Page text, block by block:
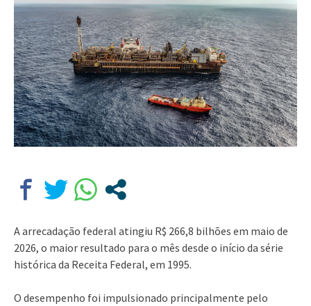
A arrecadação federal atingiu R$ 266,8 bilhões em maio de
2026, o maior resultado para o mês desde o início da série
histórica da Receita Federal, em 1995.
O desempenho foi impulsionado principalmente pelo